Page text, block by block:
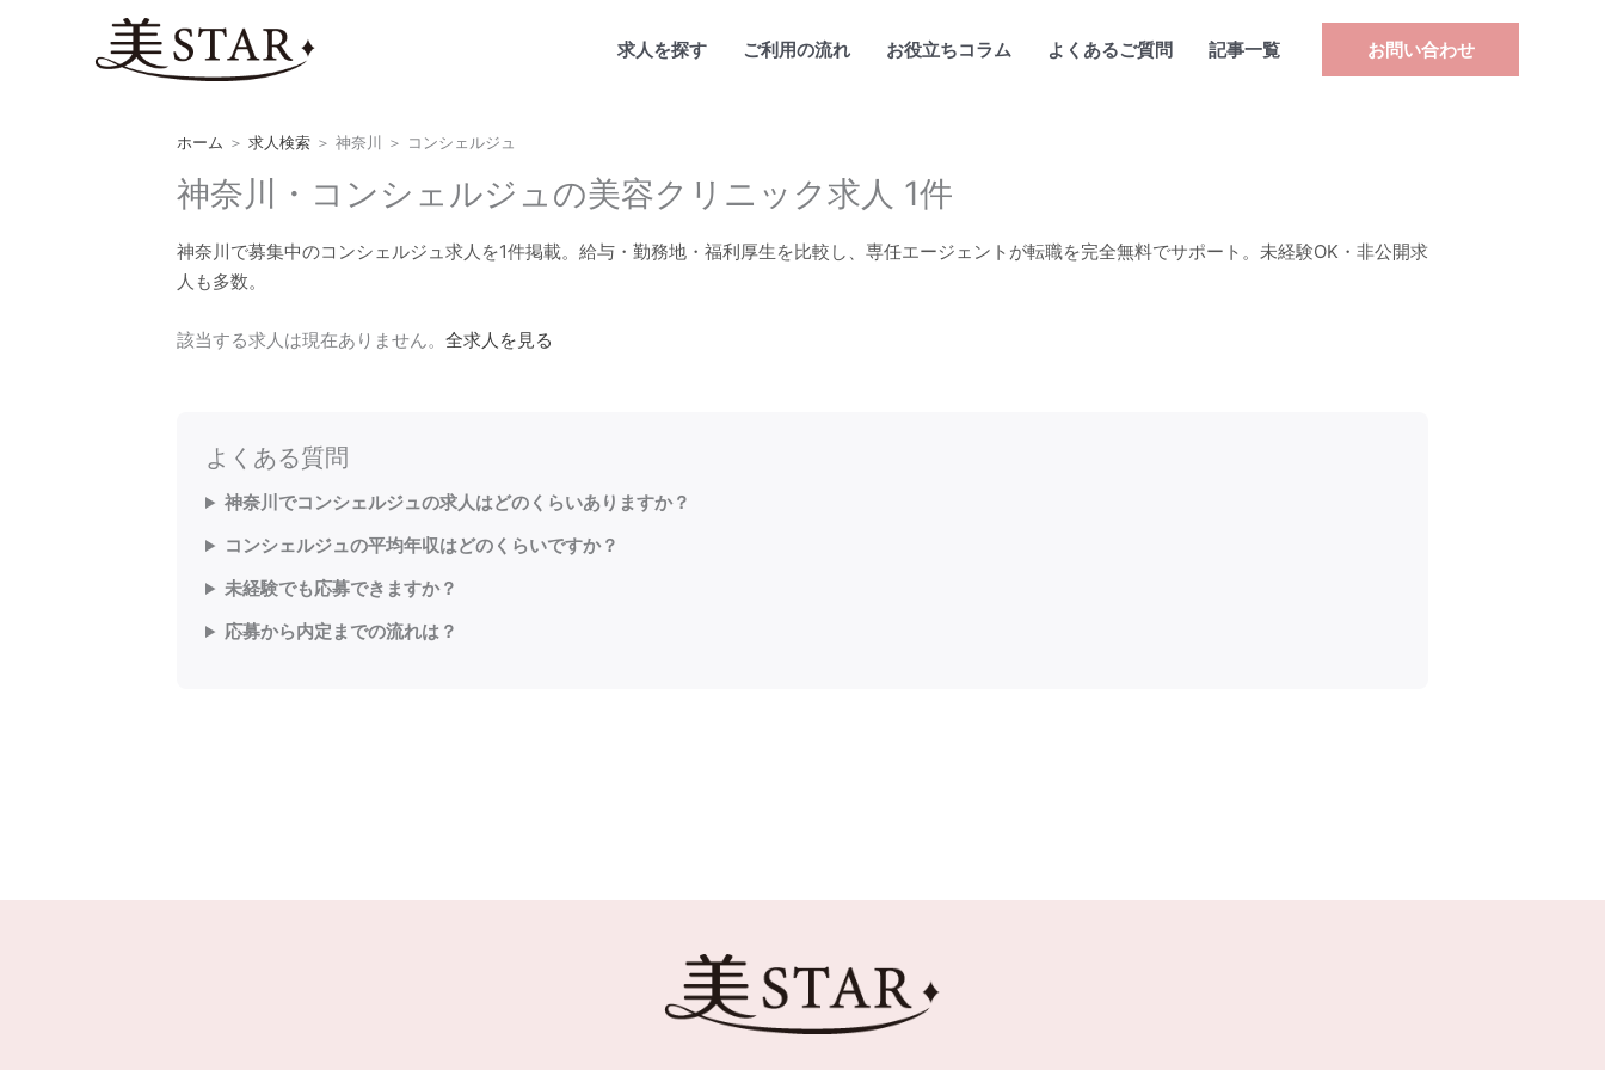
求人を探す ご利用の流れ お役立ちコラム よくあるご質問 記事一覧 お問い合わせ
ホーム ＞ 求人検索 ＞ 神奈川 ＞ コンシェルジュ
神奈川・コンシェルジュの美容クリニック求人 1件
神奈川で募集中のコンシェルジュ求人を1件掲載。給与・勤務地・福利厚生を比較し、専任エージェントが転職を完全無料でサポート。未経験OK・非公開求
人も多数。
該当する求人は現在ありません。 全求人を見る
よくある質問
神奈川でコンシェルジュの求人はどのくらいありますか？
コンシェルジュの平均年収はどのくらいですか？
未経験でも応募できますか？
応募から内定までの流れは？